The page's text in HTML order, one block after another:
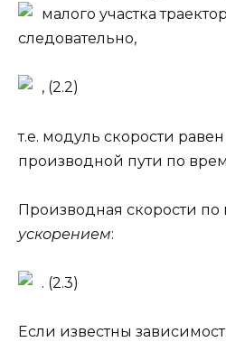
малого участка
следовательно,
, (2.2)
т.е. модуль скорости
производной пути по
Производная скорости по
ускорением:
. (2.3)
Если известны